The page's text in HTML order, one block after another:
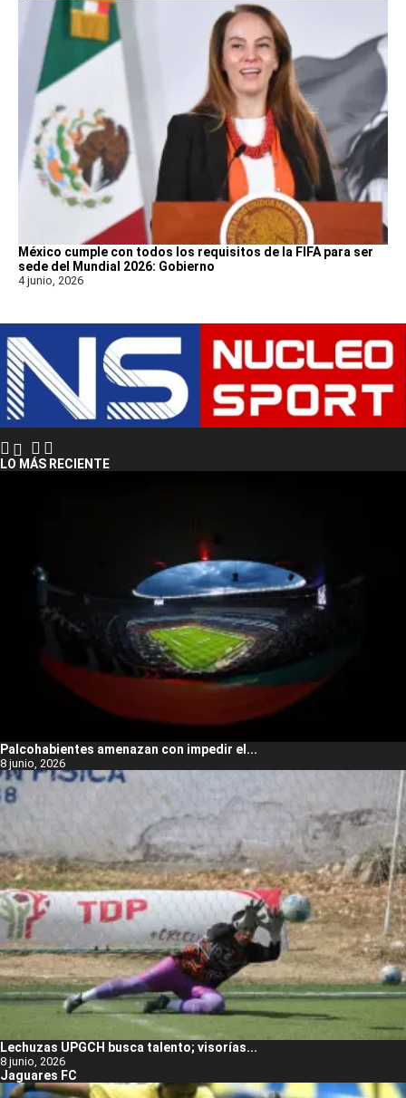
México cumple con todos los requisitos de la FIFA para ser
sede del Mundial 2026: Gobierno
4 junio, 2026
LO MÁS RECIENTE
Palcohabientes amenazan con impedir el...
8 junio, 2026
Lechuzas UPGCH busca talento; visorías...
8 junio, 2026
Jaguares FC